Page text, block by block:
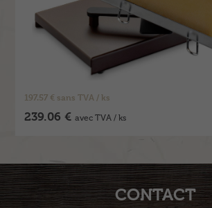
197.57 € sans TVA / ks
239.06 €avec TVA / ks
CONTACT